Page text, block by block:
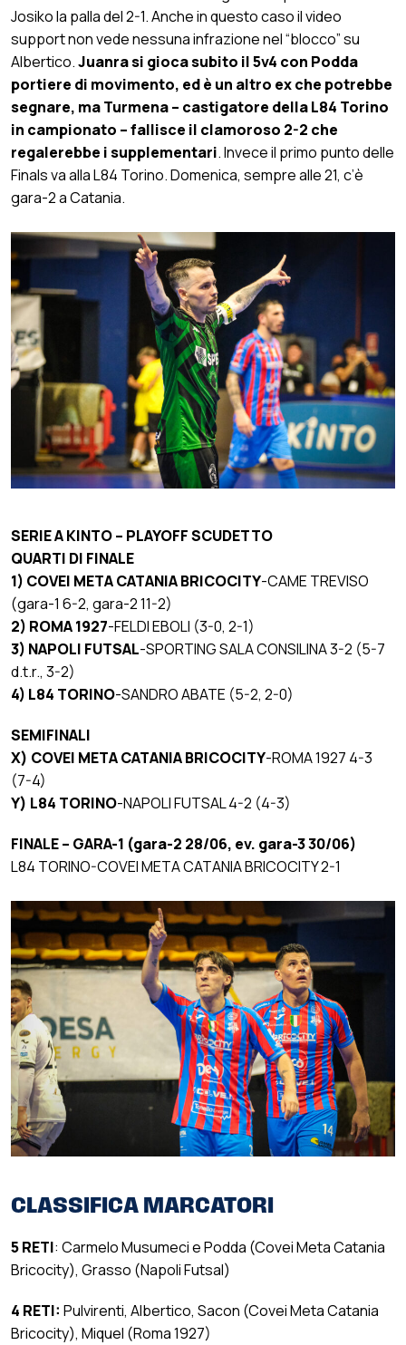
Josiko la palla del 2-1. Anche in questo caso il video
support non vede nessuna infrazione nel “blocco” su
Albertico.Juanra si gioca subito il 5v4 con Podda
portiere di movimento, ed è un altro ex che potrebbe
segnare, ma Turmena – castigatore della L84 Torino
in campionato – fallisce il clamoroso 2-2 che
regalerebbe i supplementari. Invece il primo punto delle
Finals va alla L84 Torino. Domenica, sempre alle 21, c’è
gara-2 a Catania.
SERIE A KINTO – PLAYOFF SCUDETTO
QUARTI DI FINALE
1) COVEI META CATANIA BRICOCITY-CAME TREVISO
(gara-1 6-2, gara-2 11-2)
2) ROMA 1927-FELDI EBOLI (3-0, 2-1)
3) NAPOLI FUTSAL-SPORTING SALA CONSILINA 3-2 (5-7
d.t.r., 3-2)
4) L84 TORINO-SANDRO ABATE (5-2, 2-0)
SEMIFINALI
X) COVEI META CATANIA BRICOCITY-ROMA 1927 4-3
(7-4)
Y) L84 TORINO-NAPOLI FUTSAL 4-2 (4-3)
FINALE – GARA-1 (gara-2 28/06, ev. gara-3 30/06)
L84 TORINO-COVEI META CATANIA BRICOCITY 2-1
CLASSIFICA MARCATORI
5 RETI: Carmelo Musumeci e Podda (Covei Meta Catania
Bricocity), Grasso (Napoli Futsal)
4 RETI: Pulvirenti, Albertico, Sacon (Covei Meta Catania
Bricocity), Miquel (Roma 1927)